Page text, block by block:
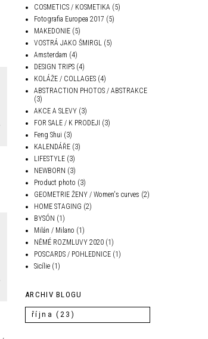
COSMETICS / KOSMETIKA (5)
Fotografia Europea 2017 (5)
MAKEDONIE (5)
VOSTRÁ JAKO ŠMIRGL (5)
Amsterdam (4)
DESIGN TRIPS (4)
KOLÁŽE / COLLAGES (4)
ABSTRACTION PHOTOS / ABSTRAKCE
(3)
AKCE A SLEVY (3)
FOR SALE / K PRODEJI (3)
Feng Shui (3)
KALENDÁŘE (3)
LIFESTYLE (3)
NEWBORN (3)
Product photo (3)
GEOMETRIE ŽENY / Women's curves (2)
HOME STAGING (2)
BYSÓN (1)
Milán / Milano (1)
NĚMÉ ROZMLUVY 2020 (1)
POSCARDS / POHLEDNICE (1)
Sicílie (1)
ARCHIV BLOGU